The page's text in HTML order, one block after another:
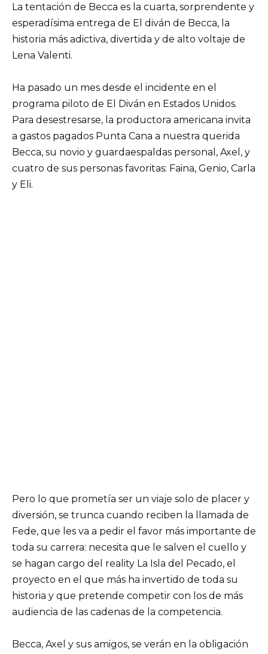
La tentación de Becca es la cuarta, sorprendente y
esperadísima entrega de El diván de Becca, la
historia más adictiva, divertida y de alto voltaje de
Lena Valenti.
Ha pasado un mes desde el incidente en el
programa piloto de El Diván en Estados Unidos.
Para desestresarse, la productora americana invita
a gastos pagados Punta Cana a nuestra querida
Becca, su novio y guardaespaldas personal, Axel, y
cuatro de sus personas favoritas: Faina, Genio, Carla
y Eli.
Pero lo que prometía ser un viaje solo de placer y
diversión, se trunca cuando reciben la llamada de
Fede, que les va a pedir el favor más importante de
toda su carrera: necesita que le salven el cuello y
se hagan cargo del reality La Isla del Pecado, el
proyecto en el que más ha invertido de toda su
historia y que pretende competir con los de más
audiencia de las cadenas de la competencia.
Becca, Axel y sus amigos, se verán en la obligación